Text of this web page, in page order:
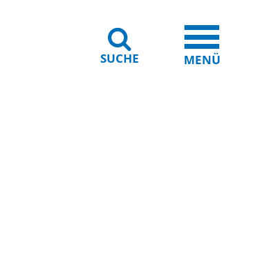
SUCHE MENÜ